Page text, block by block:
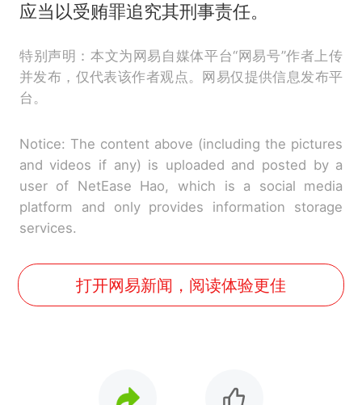
应当以受贿罪追究其刑事责任。
特别声明：本文为网易自媒体平台“网易号”作者上传
并发布，仅代表该作者观点。网易仅提供信息发布平
台。
Notice: The content above (including the pictures
and videos if any) is uploaded and posted by a
user of NetEase Hao, which is a social media
platform and only provides information storage
services.
打开网易新闻，阅读体验更佳